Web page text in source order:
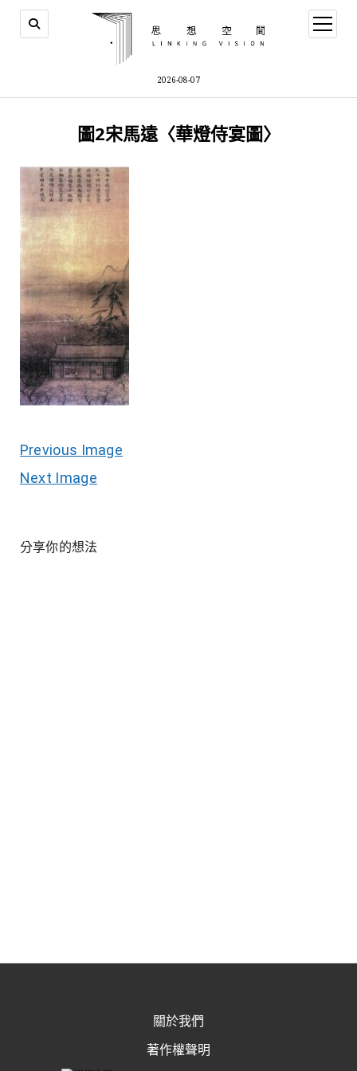
2026-08-07
open
menu
圖2宋馬遠〈華燈侍宴圖〉
Previous Image
Next Image
分享你的想法
關於我們
著作權聲明